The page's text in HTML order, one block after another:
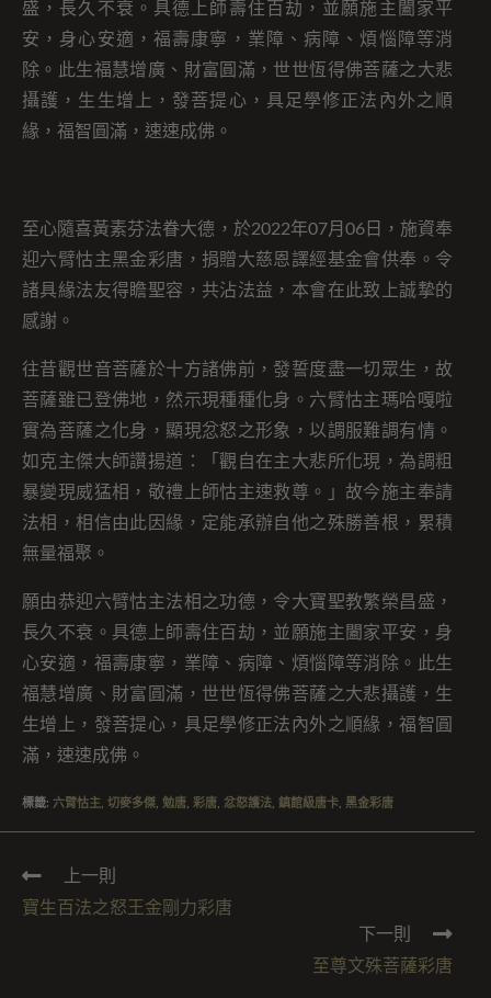
盛，長久不衰。具德上師壽住百劫，並願施主闔家平
安，身心安適，福壽康寧，業障、病障、煩惱障等消
除。此生福慧增廣、財富圓滿，世世恆得佛菩薩之大悲
攝護，生生增上，發菩提心，具足學修正法內外之順
緣，福智圓滿，速速成佛。
至心隨喜黃素芬法眷大德，於2022年07月06日，施資奉
迎六臂怙主黑金彩唐，捐贈大慈恩譯經基金會供奉。令
諸具緣法友得瞻聖容，共沾法益，本會在此致上誠摯的
感謝。
往昔觀世音菩薩於十方諸佛前，發誓度盡一切眾生，故
菩薩雖已登佛地，然示現種種化身。六臂怙主瑪哈嘎啦
實為菩薩之化身，顯現忿怒之形象，以調服難調有情。
如克主傑大師讚揚道：「觀自在主大悲所化現，為調粗
暴變現威猛相，敬禮上師怙主速救尊。」故今施主奉請
法相，相信由此因緣，定能承辦自他之殊勝善根，累積
無量福聚。
願由恭迎六臂怙主法相之功德，令大寶聖教繁榮昌盛，
長久不衰。具德上師壽住百劫，並願施主闔家平安，身
心安適，福壽康寧，業障、病障、煩惱障等消除。此生
福慧增廣、財富圓滿，世世恆得佛菩薩之大悲攝護，生
生增上，發菩提心，具足學修正法內外之順緣，福智圓
滿，速速成佛。
標籤: 六臂怙主 切麥多傑 勉唐 彩唐 忿怒護法 鎮館級唐卡 黑金彩唐
上一則
寶生百法之怒王金剛力彩唐
下一則
至尊文殊菩薩彩唐